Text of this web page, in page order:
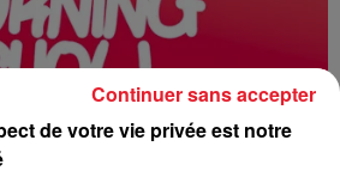
de votre vie privée est notre
Continuer sans accepter